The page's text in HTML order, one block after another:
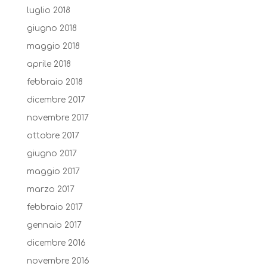
luglio 2018
giugno 2018
maggio 2018
aprile 2018
febbraio 2018
dicembre 2017
novembre 2017
ottobre 2017
giugno 2017
maggio 2017
marzo 2017
febbraio 2017
gennaio 2017
dicembre 2016
novembre 2016